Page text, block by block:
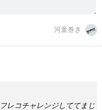
河童巻き
レコチャレンジしててまじ